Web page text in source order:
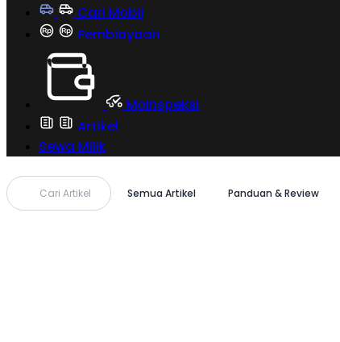
Cari Mobil
Pembiayaan
MoInspeksi
Artikel
Sewa Milik
Cari Artikel Semua Artikel Panduan & Review